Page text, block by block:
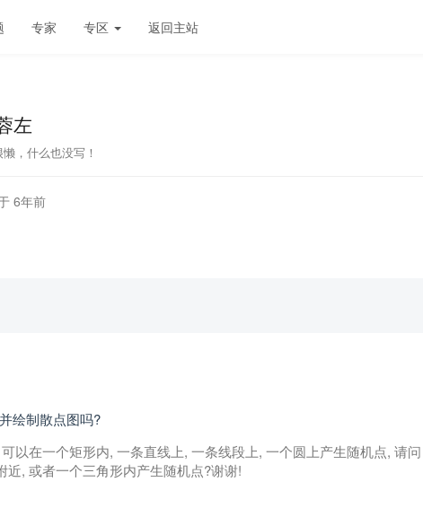
专家 专区 返回主站
左
，什么也没写！
6年前
绘制散点图吗?
以在一个矩形内, 一条直线上, 一条线段上, 一个圆上产生随机点, 请问
近, 或者一个三角形内产生随机点?谢谢!